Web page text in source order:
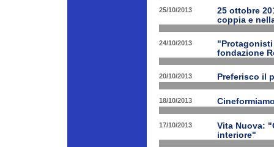
25/10/2013
25 ottobre
coppia e
24/10/2013
fondazione
20/10/2013 Preferisco il
18/10/2013
17/10/2013
Vita Nuova:
interiore"